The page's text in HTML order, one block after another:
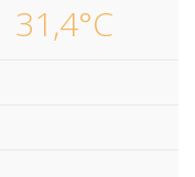
31,4°C